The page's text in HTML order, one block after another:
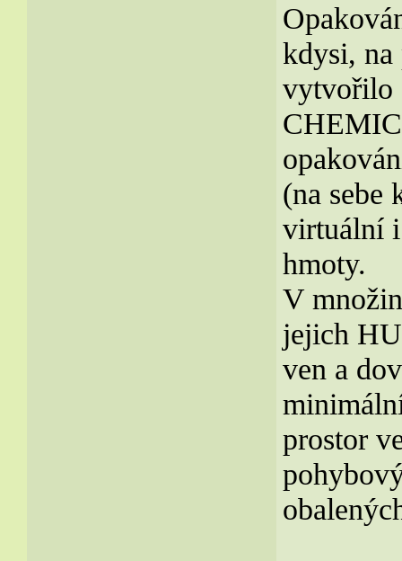
kdysi, na
vytvořilo
(na sebe
virtuální
hmoty.
V
jejich
ven a
prostor